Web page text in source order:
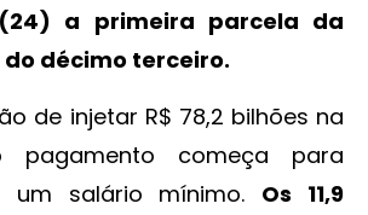
a primeira parcela da
décimo terceiro.
de injetar R$ 78,2 bilhões na
pagamento começa para
um salário mínimo. Os 11,9